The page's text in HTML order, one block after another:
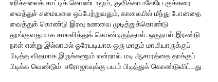
எரிச்சலைக் காட்டிக் கொண்டாலும், குளிக்காமலேயே குக்கரை
வைத்துச் சமையலை ஒப்பேற்றுவதும், காலையில் மீந்து போனதை
வைத்துக் கொண்டு இரவு உணவை முடித்துக்கொண்டு
தூங்குவதுமாக சமாளித்துக் கொண்டிருந்தாள். ஒருநாள் இரண்டு
நாள் என்று இல்லாமல் ஓரேயடியாக ஒரு மாதம் மாமியாருக்குப்
பிடித்த விதமாக இருக்கணும் என்றால். மடி ஆசாரத்தை தாக்குப்
பிடிக்க வெண்டும். சரோஜாவுக்கு பயம் பிடித்துக் கொண்டுவிட்டது.